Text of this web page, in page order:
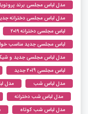
مدل لباس مجلسی برند پرونویاس
مدل لباس مجلسی دخترانه
لباس مجلسی دخترانه ۲۰۱۹
لباس مجلسی جدید مناسب
مدل لباس مجلسی جدید و
لباس مجلسی 2019 جدید
مدل لباس شب
مدل
مدل لباس شب دخترانه
مدل لباس شب کوتاه